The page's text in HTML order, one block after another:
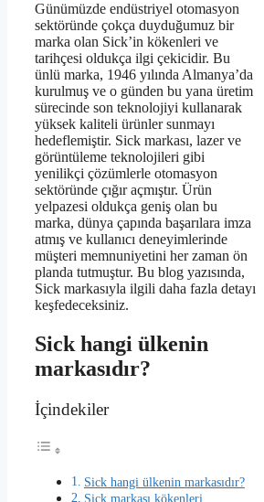
Günümüzde endüstriyel otomasyon
sektöründe çokça duyduğumuz bir
marka olan Sick’in kökenleri ve
tarihçesi oldukça ilgi çekicidir. Bu
ünlü marka, 1946 yılında Almanya’da
kurulmuş ve o günden bu yana üretim
sürecinde son teknolojiyi kullanarak
yüksek kaliteli ürünler sunmayı
hedeflemiştir. Sick markası, lazer ve
görüntüleme teknolojileri gibi
yenilikçi çözümlerle otomasyon
sektöründe çığır açmıştır. Ürün
yelpazesi oldukça geniş olan bu
marka, dünya çapında başarılara imza
atmış ve kullanıcı deneyimlerinde
müşteri memnuniyetini her zaman ön
planda tutmuştur. Bu blog yazısında,
Sick markasıyla ilgili daha fazla detayı
keşfedeceksiniz.
Sick hangi ülkenin
markasıdır?
İçindekiler
Sick hangi ülkenin markasıdır?
Sick markası kökenleri